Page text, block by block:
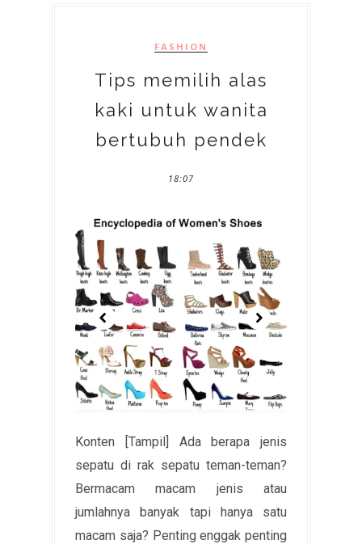
FASHION
Tips memilih alas
kaki untuk wanita
bertubuh pendek
18:07
Konten [Tampil] Ada berapa jenis
sepatu di rak sepatu teman-teman?
Bermacam macam jenis atau
jumlahnya banyak tapi hanya satu
macam saja? Penting enggak penting